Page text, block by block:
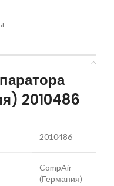
2010486
2010486
CompAir
(Германия)